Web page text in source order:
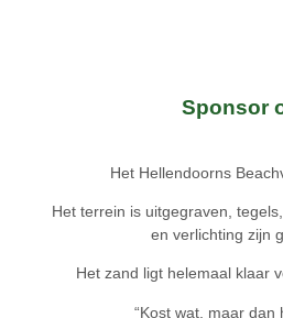
Sponsor
Het Hellendoorns
Het terrein is uitgegraven,
en verlichting zijn
Het zand ligt helemaal klaar
“Kost wat, maar dan